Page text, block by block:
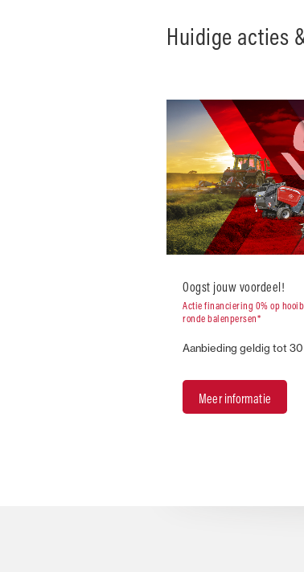
Huidige acties
Oogst jouw voordeel!
Actie financiering 0% op
ronde balenpersen*
Aanbieding geldig tot
Meer informatie